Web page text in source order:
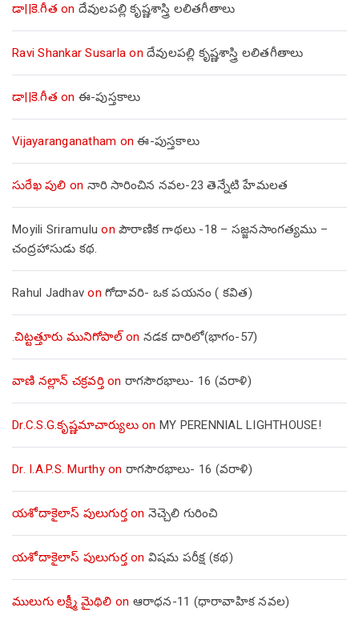
డా||కె.గీత on దేవులపల్లి కృష్ణశాస్త్రి లలితగీతాలు
Ravi Shankar Susarla on దేవులపల్లి కృష్ణశాస్త్రి లలితగీతాలు
డా||కె.గీత on ఈ-పుస్తకాలు
Vijayaranganatham onఈ-పుస్తకాలు
సురేఖ పులి on నారి సారించిన నవల-23 తెన్నేటి హేమలత
Moyili Sriramulu on పౌరాణిక గాథలు -18 – సజ్జనసాంగత్యము –
చంద్రహాసుడు కథ.
Rahul Jadhav on గోదావరి- ఒక పయనం ( కవిత)
.చిట్టత్తూరు మునిగోపాల్on నడక దారిలో(భాగం-57)
వాణి నల్లాన్ చక్రవర్తిon రాగసౌరభాలు- 16 (వరాళి)
Dr.C.S.G.కృష్ణమాచార్యులుon MY PERENNIAL LIGHTHOUSE!
Dr. I.A.P.S. Murthyon రాగసౌరభాలు- 16 (వరాళి)
యశోదాకైలాస్ పులుగుర్తon నెచ్చెలి గురించి
యశోదాకైలాస్ పులుగుర్తon విషమ పరీక్ష (క‌థ‌)
ములుగు లక్ష్మీ మైథిలి on ఆరాధన-11 (ధారావాహిక నవల)